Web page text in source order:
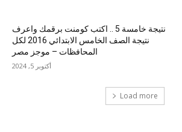
نتيجة خامسة 5 .. اكتب كومنت برقمك واعرف
نتيجة الصف الخامس الابتدائي 2016 لكل
المحافظات – موجز مصر
أكتوبر 5, 2024
Load more